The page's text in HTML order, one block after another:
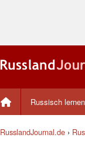
Russisch lernen
RusslandJournal.de ›